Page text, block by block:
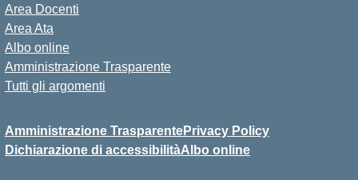
Area Docenti
Area Ata
Albo online
Amministrazione Trasparente
Tutti gli argomenti
Amministrazione TrasparentePrivacy Policy
Dichiarazione di accessibilitàAlbo online